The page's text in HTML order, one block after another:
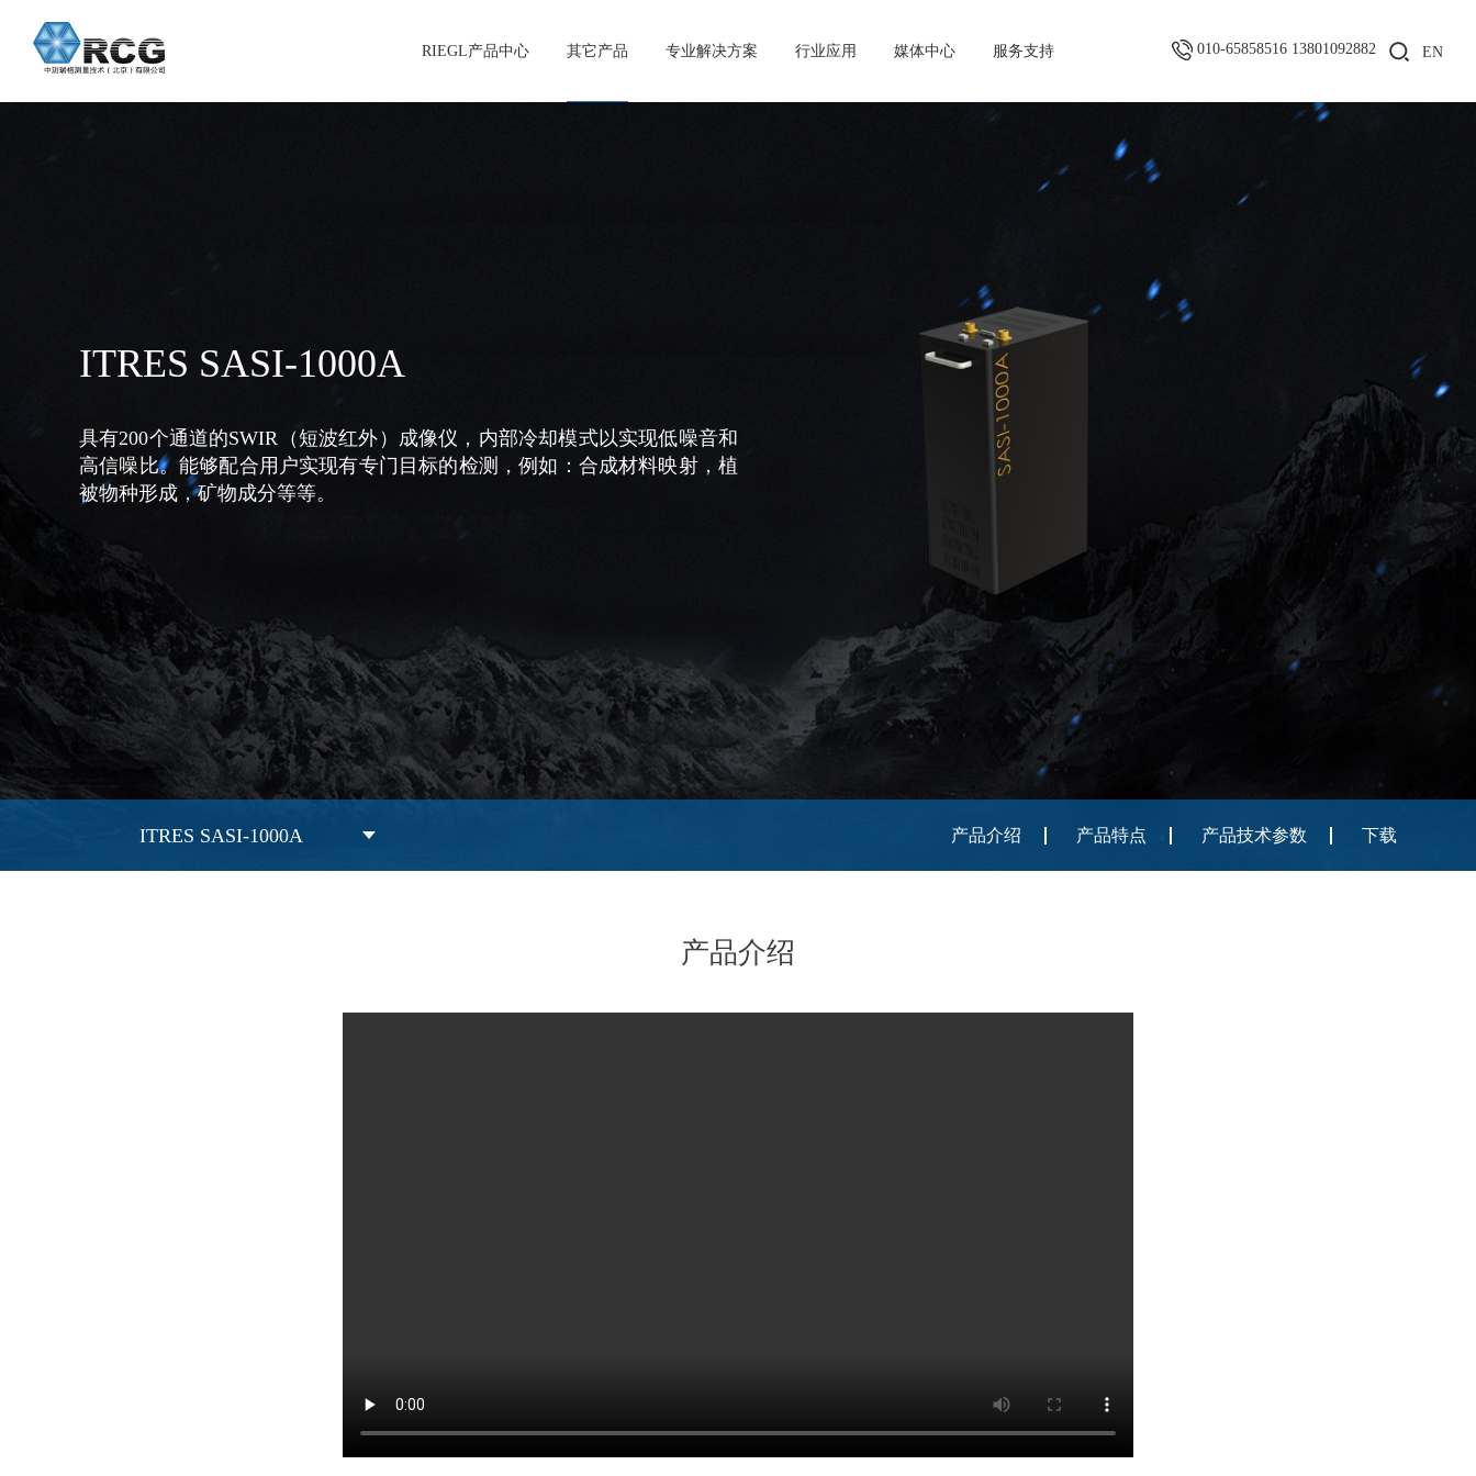
RIEGL产品中心 其它产品 专业解决方案 行业应用 媒体中心 服务支持 EN
010-65858516 13801092882
ITRES SASI-1000A
具有200个通道的SWIR（短波红外）成像仪，内部冷却模式以实现低噪音和
高信噪比。能够配合用户实现有专门目标的检测，例如：合成材料映射，植
被物种形成，矿物成分等等。
ITRES SASI-1000A 产品介绍 产品特点 产品技术参数 下载
产品介绍